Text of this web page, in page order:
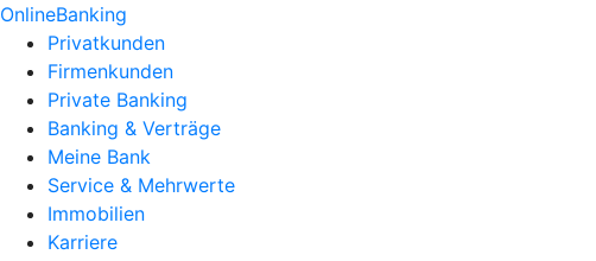
OnlineBanking
Privatkunden
Firmenkunden
Private Banking
Banking & Verträge
Meine Bank
Service & Mehrwerte
Immobilien
Karriere